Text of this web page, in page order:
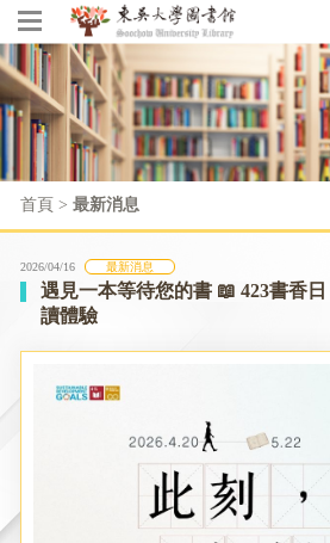
首頁 > 最新消息
2026/04/16 最新消息
遇見一本等待您的書 📖 423書香
讀體驗